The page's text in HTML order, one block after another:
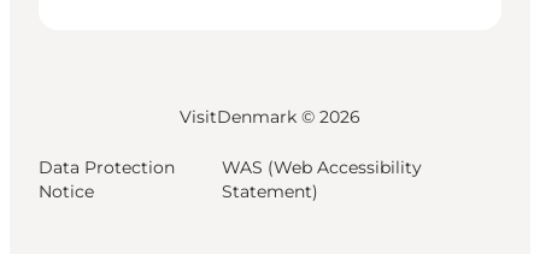
VisitDenmark © 2026
Data Protection
Notice
WAS (Web Accessibility
Statement)